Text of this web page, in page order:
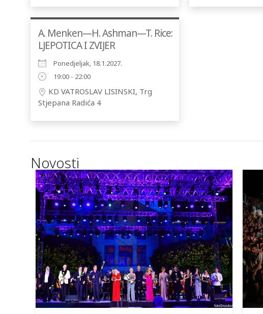
A. Menken—H. Ashman—T. Rice:
LJEPOTICA I ZVIJER
Ponedjeljak, 18.1.2027.
19:00 - 22:00
KD VATROSLAV LISINSKI, Trg
Stjepana Radića 4
Novosti